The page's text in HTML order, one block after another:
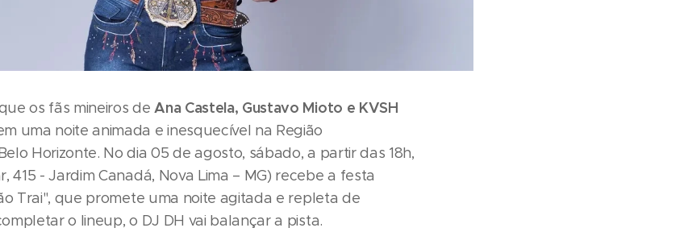
os fãs mineiros deAna Castela, Gustavo Mioto e KVSH
uma noite animada e inesquecível na Região
Horizonte. No dia 05 de agosto, sábado, a partir das 18h,
415 - Jardim Canadá, Nova Lima – MG) recebe a festa
Trai", que promete uma noite agitada e repleta de
o lineup, o DJ DH vai balançar a pista.